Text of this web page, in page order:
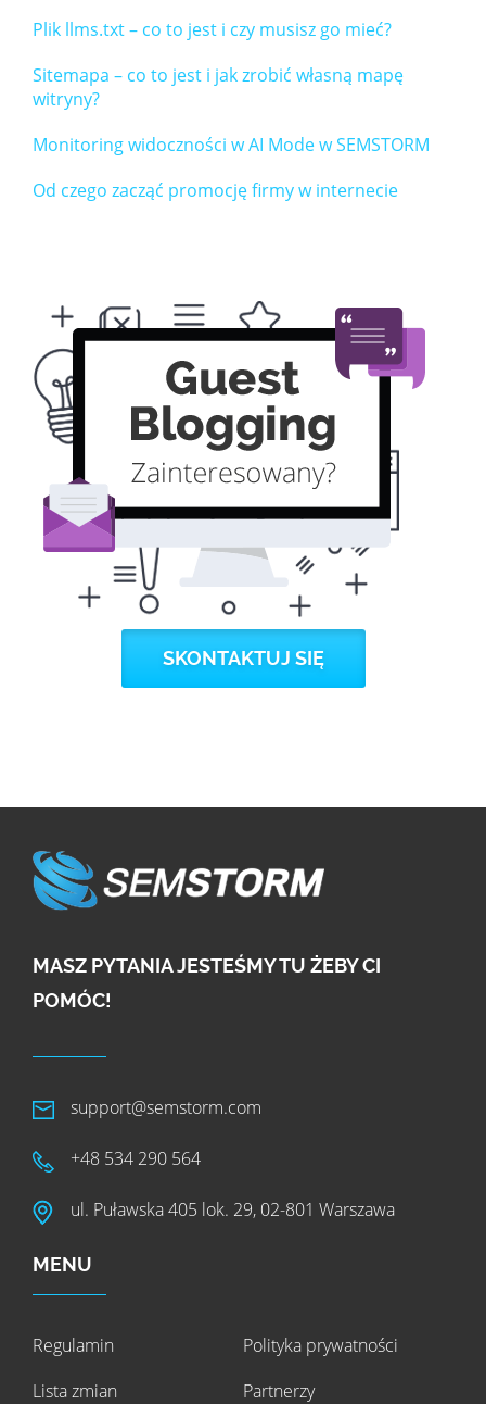
Plik llms.txt – co to jest i czy musisz go mieć?
Sitemapa – co to jest i jak zrobić własną mapę
witryny?
Monitoring widoczności w AI Mode w SEMSTORM
Od czego zacząć promocję firmy w internecie
SKONTAKTUJ SIĘ
MASZ PYTANIA JESTEŚMY TU ŻEBY CI
POMÓC!
support@semstorm.com
+48 534 290 564
ul. Puławska 405 lok. 29, 02-801 Warszawa
MENU
Regulamin
Polityka prywatności
Lista zmian
Partnerzy